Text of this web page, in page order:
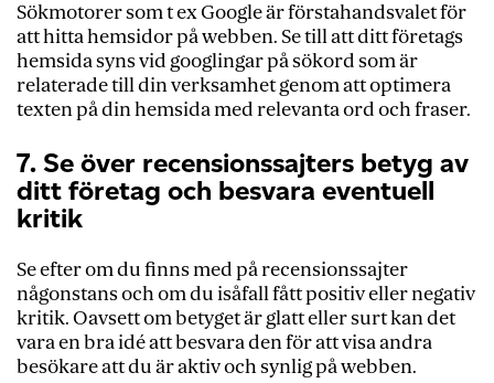
Sökmotorer som t ex Google är förstahandsvalet för
att hitta hemsidor på webben. Se till att ditt företags
hemsida syns vid googlingar på sökord som är
relaterade till din verksamhet genom att optimera
texten på din hemsida med relevanta ord och fraser.
7. Se över recensionssajters betyg av
ditt företag och besvara eventuell
kritik
Se efter om du finns med på recensionssajter
någonstans och om du isåfall fått positiv eller negativ
kritik. Oavsett om betyget är glatt eller surt kan det
vara en bra idé att besvara den för att visa andra
besökare att du är aktiv och synlig på webben.